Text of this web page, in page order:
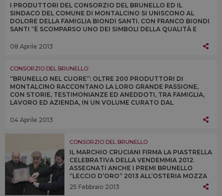
I PRODUTTORI DEL CONSORZIO DEL BRUNELLO ED IL
SINDACO DEL COMUNE DI MONTALCINO SI UNISCONO AL
DOLORE DELLA FAMIGLIA BIONDI SANTI. CON FRANCO BIONDI
SANTI “È SCOMPARSO UNO DEI SIMBOLI DELLA QUALITÀ E
08 Aprile 2013
CONSORZIO DEL BRUNELLO
“BRUNELLO NEL CUORE”: OLTRE 200 PRODUTTORI DI
MONTALCINO RACCONTANO LA LORO GRANDE PASSIONE,
CON STORIE, TESTIMONIANZE ED ANEDDOTI, TRA FAMIGLIA,
LAVORO ED AZIENDA, IN UN VOLUME CURATO DAL
04 Aprile 2013
CONSORZIO DEL BRUNELLO
IL MARCHIO CRUCIANI FIRMA LA PIASTRELLA
CELEBRATIVA DELLA VENDEMMIA 2012.
ASSEGNATI ANCHE I PREMI BRUNELLO
“LECCIO D’ORO” 2013 ALL’OSTERIA MOZZA
DI LOS ANGELES, ALL’ENOTECA CORTINA DI
CORTINA D’AMPEZZO E ALL’OSTERIA
25 Febbraio 2013